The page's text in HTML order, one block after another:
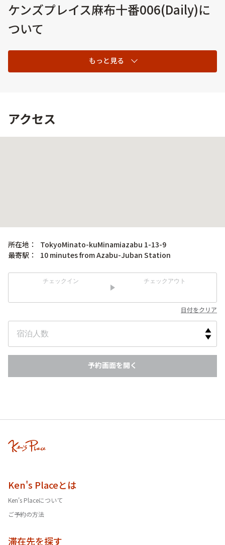
ケンズプレイス麻布十番006(Daily)に
ついて
もっと見る
アクセス
所在地：
TokyoMinato-kuMinamiazabu 1-13-9
最寄駅：
10 minutes from Azabu-Juban Station
チェックイン チェックアウト
日付をクリア
予約画面を開く
Ken's Placeとは
Ken's Placeについて
ご予約の方法
滞在先を探す